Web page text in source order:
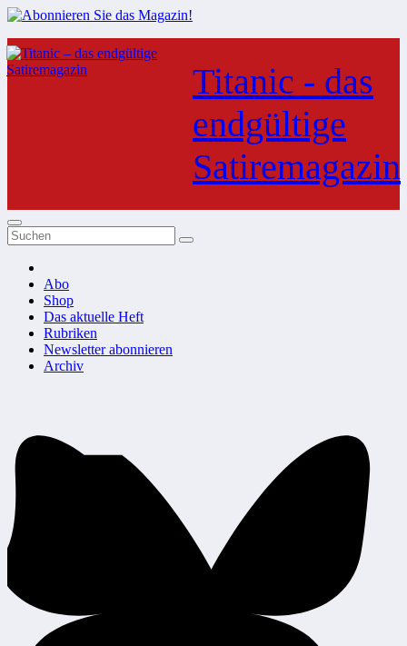
Zum
Inhalt
springen
Titanic - das
endgültige
Satiremagazin
Abo
Shop
Das aktuelle Heft
Rubriken
Newsletter abonnieren
Archiv